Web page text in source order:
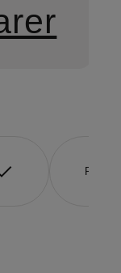
Färg